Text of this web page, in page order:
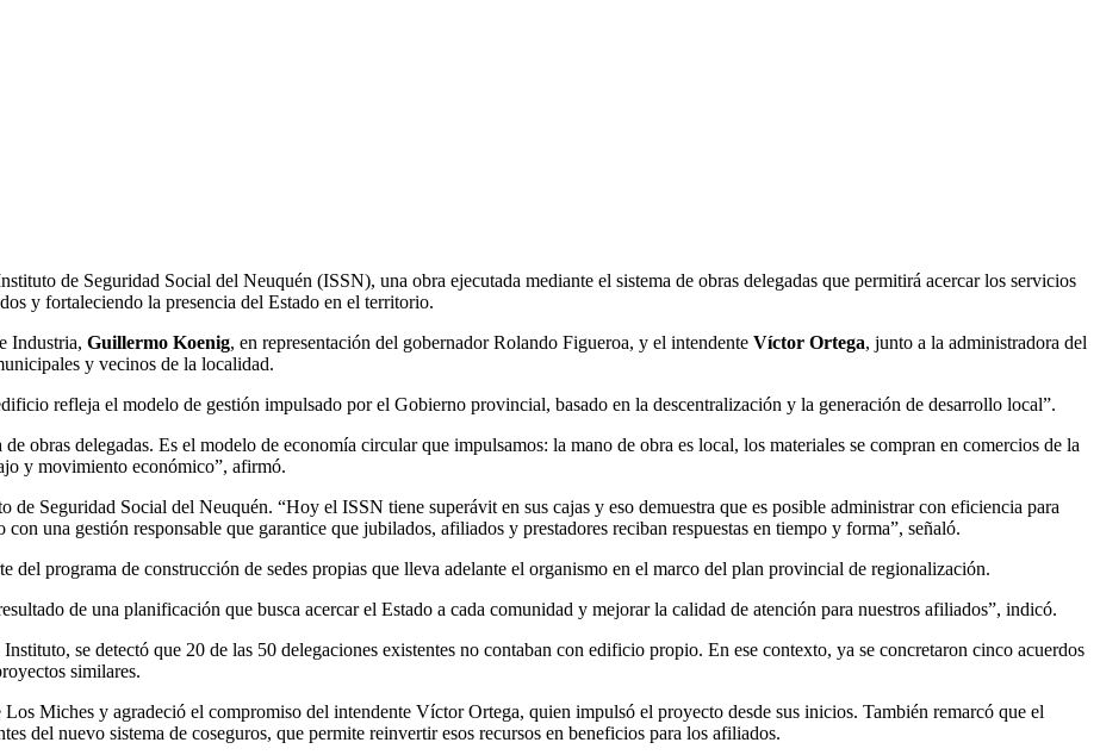
de Seguridad Social del Neuquén (ISSN), una obra ejecutada mediante el sistema de obras delegadas que permitirá acercar los servicios
y fortaleciendo la presencia del Estado en el territorio.
Industria, Guillermo Koenig, en representación del gobernador Rolando Figueroa, y el intendente Víctor Ortega, junto a la administradora del
y vecinos de la localidad.
refleja el modelo de gestión impulsado por el Gobierno provincial, basado en la descentralización y la generación de desarrollo local”.
obras delegadas. Es el modelo de economía circular que impulsamos: la mano de obra es local, los materiales se compran en comercios de la
y movimiento económico”, afirmó.
Seguridad Social del Neuquén. “Hoy el ISSN tiene superávit en sus cajas y eso demuestra que es posible administrar con eficiencia para
una gestión responsable que garantice que jubilados, afiliados y prestadores reciban respuestas en tiempo y forma”, señaló.
del programa de construcción de sedes propias que lleva adelante el organismo en el marco del plan provincial de regionalización.
de una planificación que busca acercar el Estado a cada comunidad y mejorar la calidad de atención para nuestros afiliados”, indicó.
se detectó que 20 de las 50 delegaciones existentes no contaban con edificio propio. En ese contexto, ya se concretaron cinco acuerdos
similares.
Miches y agradeció el compromiso del intendente Víctor Ortega, quien impulsó el proyecto desde sus inicios. También remarcó que el
del nuevo sistema de coseguros, que permite reinvertir esos recursos en beneficios para los afiliados.